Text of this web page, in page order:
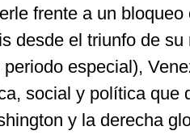
frente a un
desde el triunfo de
especial),
social y política que
y la derecha